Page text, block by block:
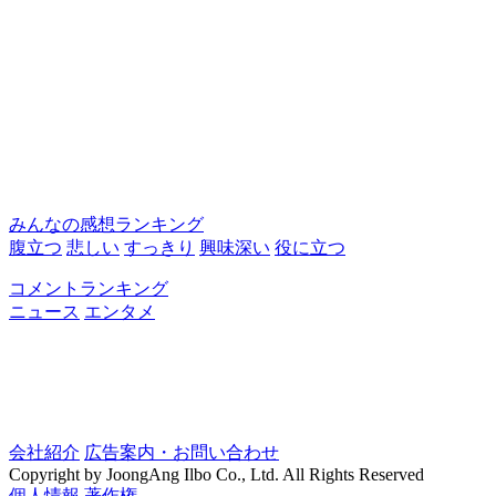
みんなの感想ランキング
腹立つ 悲しい すっきり 興味深い 役に立つ
コメントランキング
ニュース エンタメ
会社紹介 広告案内・お問い合わせ
Copyright by JoongAng Ilbo Co., Ltd. All Rights Reserved